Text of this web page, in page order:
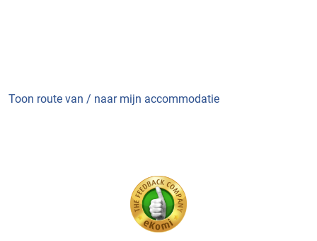
Toon route van / naar mijn accommodatie